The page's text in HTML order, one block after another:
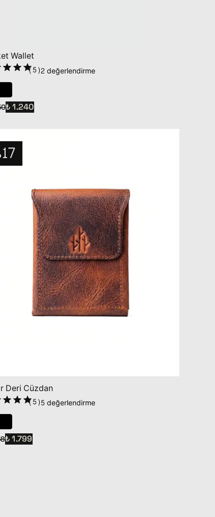
Wallet
(5)2 değerlendirme
₺ 1.240
Deri Cüzdan
(5)5 değerlendirme
₺ 1.799